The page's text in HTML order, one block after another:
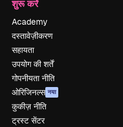
शुरू करें
Academy
दस्तावेज़ीकरण
सहायता
उपयोग की शर्तें
गोपनीयता नीति
ओरिजिनल्स नया
कुकीज़ नीति
ट्रस्ट सेंटर